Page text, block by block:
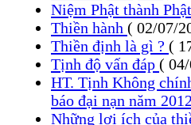
Niệm Phật thành
Thiền hành ( 02/07/
Thiền định là gì ? (
Tịnh độ vấn đáp (
HT. Tịnh Không
báo đại nạn năm
Những lợi ích của